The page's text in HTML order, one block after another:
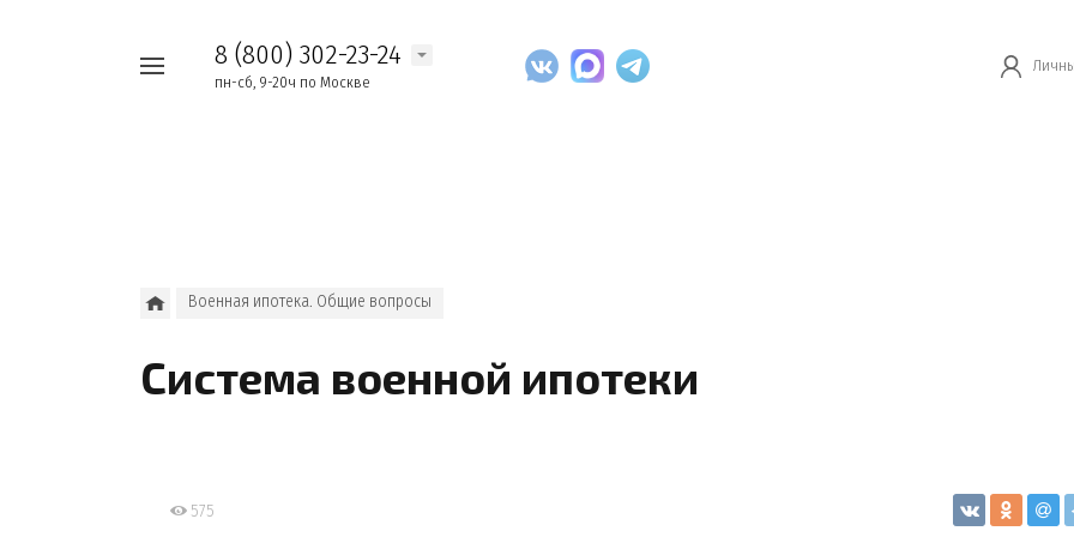
8 (800) 302-23-24
пн-сб, 9-20ч по Москве
Военная ипотека. Общие вопросы
Система военной ипотеки
575